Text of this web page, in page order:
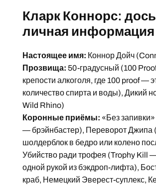
Кларк Коннорс:
личная информация
Настоящее имя: Коннор Дойч
Прозвища: 50-градусный (100
крепости алкоголя, где 100 proof —
количество спирта и воды), Дикий
Wild Rhino)
Коронные приёмы: «Без
— брэйнбастер), Переворот Джипа
шолдерблок в бедро или колено
Убийство ради трофея (Trophy Kill
одной рукой из бэкдроп-лифта),
краб, Немецкий Эверест-суплекс,